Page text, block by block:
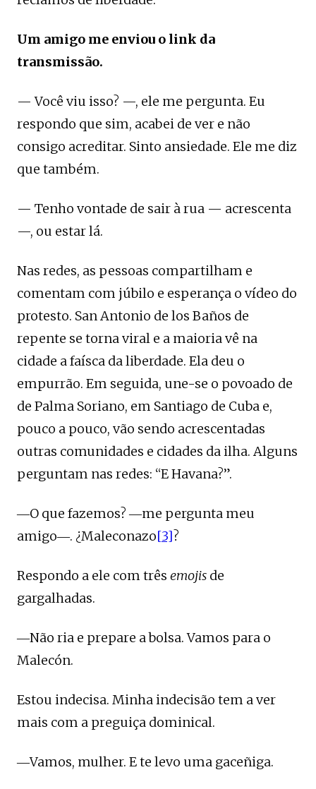
Um amigo me enviou o link da
transmissão.
— Você viu isso? —, ele me pergunta. Eu
respondo que sim, acabei de ver e não
consigo acreditar. Sinto ansiedade. Ele me diz
que também.
— Tenho vontade de sair à rua — acrescenta
—, ou estar lá.
Nas redes, as pessoas compartilham e
comentam com júbilo e esperança o vídeo do
protesto. San Antonio de los Baños de
repente se torna viral e a maioria vê na
cidade a faísca da liberdade. Ela deu o
empurrão. Em seguida, une-se o povoado de
de Palma Soriano, em Santiago de Cuba e,
pouco a pouco, vão sendo acrescentadas
outras comunidades e cidades da ilha. Alguns
perguntam nas redes: “E Havana?”.
―O que fazemos? ―me pergunta meu
amigo―. ¿Maleconazo[3]?
Respondo a ele com três emojis de
gargalhadas.
―Não ria e prepare a bolsa. Vamos para o
Malecón.
Estou indecisa. Minha indecisão tem a ver
mais com a preguiça dominical.
―Vamos, mulher. E te levo uma gaceñiga.